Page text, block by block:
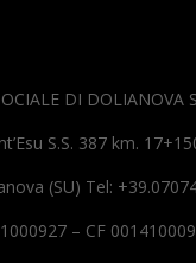
DI DOLIANOVA
S.S. 387 km.
(SU) Tel:
– CF